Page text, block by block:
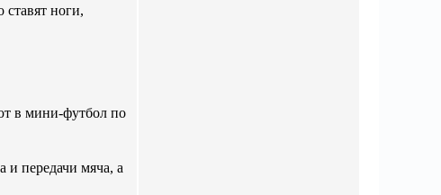
ноги,
в мини-футбол по
и передачи мяча, а